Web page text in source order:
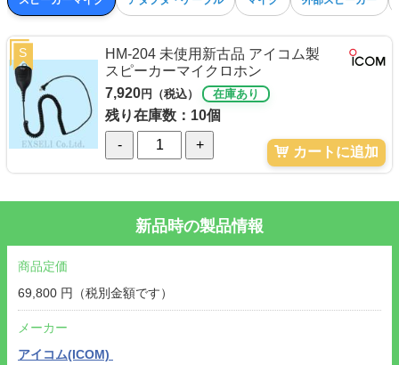
HM-204 未使用新古品 アイコム製
スピーカーマイクロホン
7,920円（税込） 在庫あり
残り在庫数：10個
-
+ カートに追加
S
新品時の製品情報
商品定価
69,800 円（税別金額です）
メーカー
アイコム(ICOM)